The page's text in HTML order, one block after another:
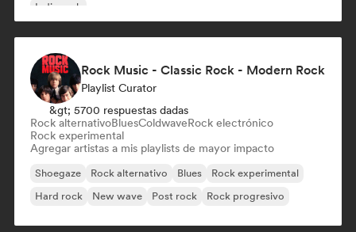
Indie rock
Rock Music - Classic Rock - Modern Rock
Playlist Curator
&gt; 5700 respuestas dadas
Rock alternativoBluesColdwaveRock electrónico
Rock experimental
Agregar artistas a mis playlists de mayor impacto
Shoegaze Rock alternativo Blues
Rock experimental
Hard rock
New wave Post rock Rock progresivo